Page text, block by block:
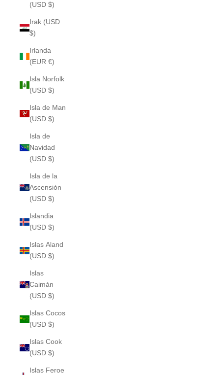
(USD $)
Irak (USD
$)
Irlanda
(EUR €)
Isla Norfolk
(USD $)
Isla de Man
(USD $)
Isla de
Navidad
(USD $)
Isla de la
Ascensión
(USD $)
Islandia
(USD $)
Islas Aland
(USD $)
Islas
Caimán
(USD $)
Islas Cocos
(USD $)
Islas Cook
(USD $)
Islas Feroe